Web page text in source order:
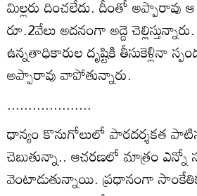
మిల్లరు దించలేదు. దీంతో అప్పారావు ఆ
రూ.2వేలు అదనంగా అద్దె
ఉన్నతాధికారుల దృష్టికి తీసుకెళ్లినా
అప్పారావు వాపోతున్నారు.
....................
ధాన్యం కొనుగోలులో పారదర్శకత
చెబుతున్నా.. ఆచరణలో మాత్రం ఎన్నో
వెంటాడుతున్నాయి. ప్రధానంగా